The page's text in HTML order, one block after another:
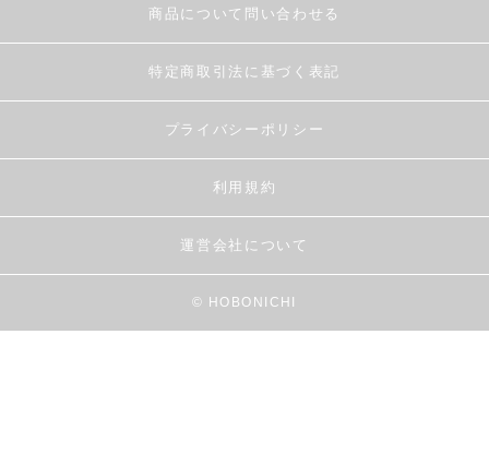
商品について問い合わせる
特定商取引法に基づく表記
プライバシーポリシー
利用規約
運営会社について
© HOBONICHI